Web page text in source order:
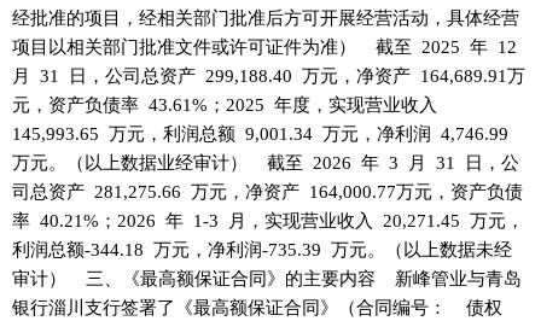
经批准的项目，经相关部门批准后方可开展经营活动，具体经营
项目以相关部门批准文件或许可证件为准） 截至 2025 年 12
月 31 日，公司总资产 299,188.40 万元，净资产 164,689.91万
元，资产负债率 43.61%；2025 年度，实现营业收入
145,993.65 万元，利润总额 9,001.34 万元，净利润 4,746.99
万元。（以上数据业经审计） 截至 2026 年 3 月 31 日，公
司总资产 281,275.66 万元，净资产 164,000.77万元，资产负债
率 40.21%；2026 年 1-3 月，实现营业收入 20,271.45 万元，
利润总额-344.18 万元，净利润-735.39 万元。（以上数据未经
审计） 三、《最高额保证合同》的主要内容 新峰管业与青岛
银行淄川支行签署了《最高额保证合同》（合同编号： 债权